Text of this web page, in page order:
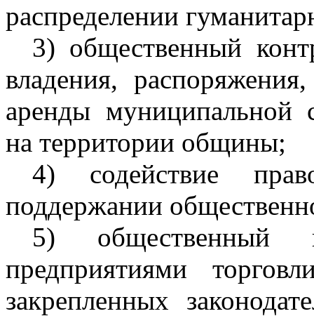
распределении
3) общественный
владения,
аренды муниципальной
на территории общины;
4) содействие
поддержании
5) общественный
предприятиями
закрепленных